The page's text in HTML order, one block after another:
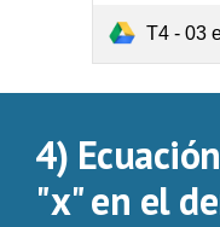
T4 - 03
4)
"x" en el